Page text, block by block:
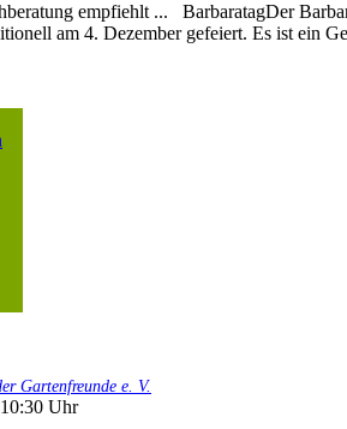
empfiehlt ... BarbaratagDer
am 4. Dezember gefeiert. Es ist ein
Gartenfreunde e. V.
Uhr